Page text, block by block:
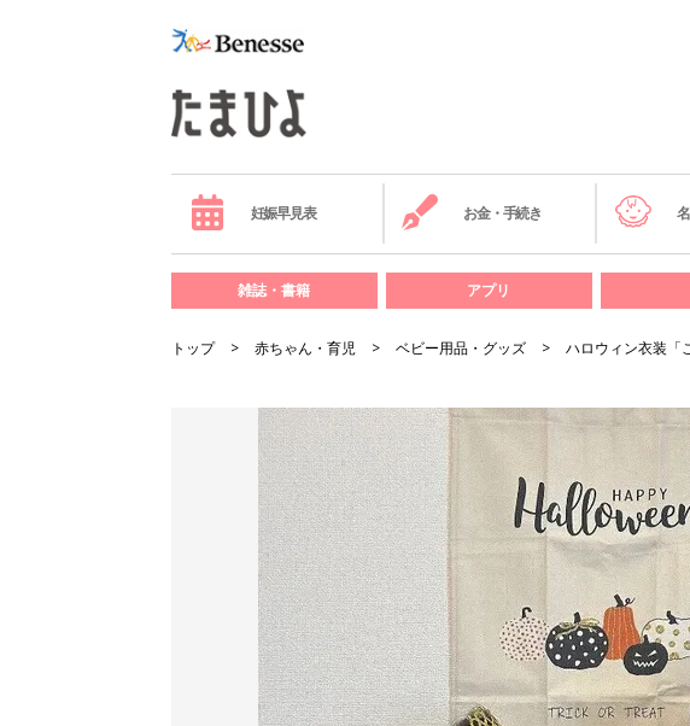
妊娠早見表 お金・手続き
雑誌・書籍 アプリ
トップ 赤ちゃん・育児 ベビー用品・グッズ ハロウィン衣装「